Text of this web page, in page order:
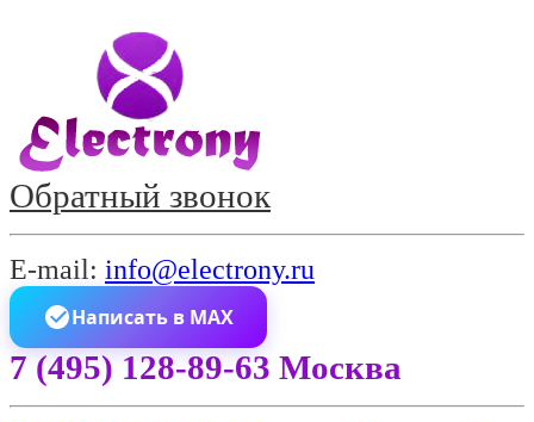
Обратный звонок
E-mail: info@electrony.ru
Написать в MAX
7 (495) 128-89-63 Москва